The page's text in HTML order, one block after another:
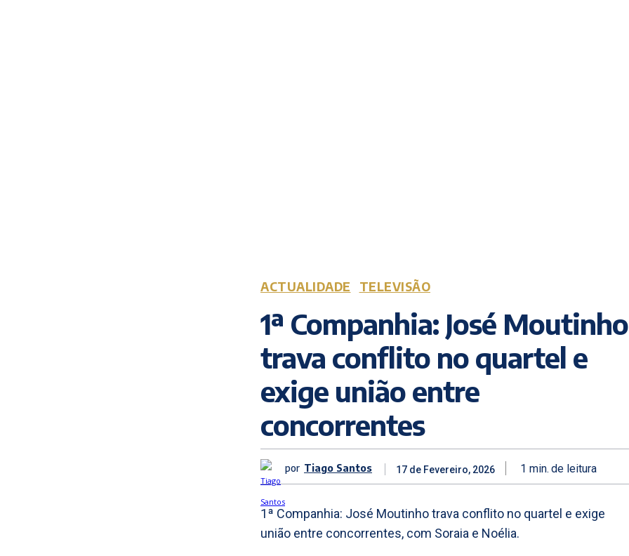
ACTUALIDADE TELEVISÃO
1ª Companhia: José Moutinho
trava conflito no quartel e
exige união entre
concorrentes
por Tiago Santos 17 de Fevereiro, 2026 1 min. de leitura
1ª Companhia: José Moutinho trava conflito no quartel e exige
união entre concorrentes, com Soraia e Noélia.